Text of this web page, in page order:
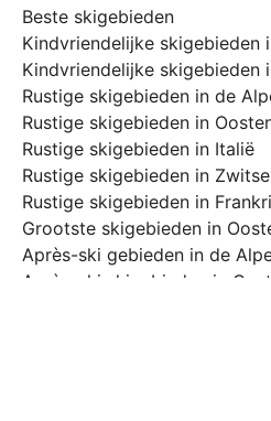
Beste skigebieden
Kindvriendelijke skigebieden
Kindvriendelijke skigebieden
Rustige skigebieden in de
Rustige skigebieden in
Rustige skigebieden in Italië
Rustige skigebieden in
Rustige skigebieden in
Grootste skigebieden in
Après-ski gebieden in de
Après-ski skigebieden in